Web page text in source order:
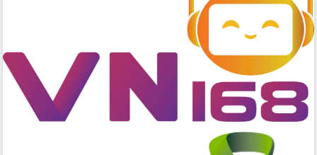
Quyền của người tiêu dùng Việt Nam
2026
Đẩy mạnh cải cách hành chính, quyết
tâm đạt được mục tiêu tăng trưởng
hai con số trong năm 2026